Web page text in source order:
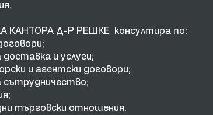
КАНТОРА Д-Р РЕШКЕ консултира по:
доставка и услуги;
и агентски договори;
сътрудничество;
търговски отношения.